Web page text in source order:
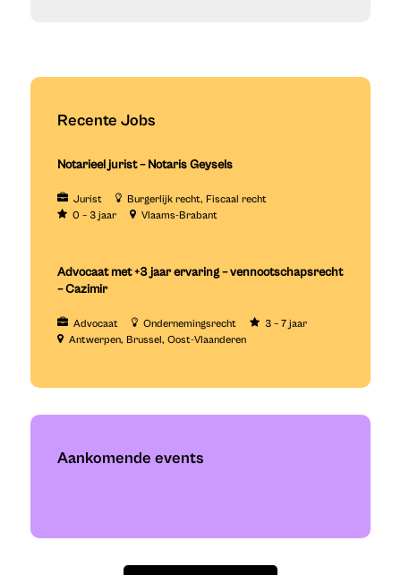
Recente Jobs
Notarieel jurist – Notaris Geysels
Jurist Burgerlijk recht
Fiscaal recht
0 – 3 jaar
Vlaams-Brabant
Advocaat met +3 jaar ervaring – vennootschapsrecht
– Cazimir
Advocaat Ondernemingsrecht
3 – 7 jaar
Antwerpen
Brussel Oost-Vlaanderen
Aankomende events